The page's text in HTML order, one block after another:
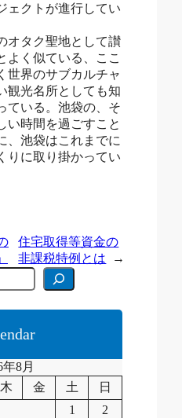
ェクトが進行してい
オタク聖地として讃
よく似ている、ここ
世界のサブカルチャ
観光名所としても知
ている。池袋の、そ
い時間を過ごすこと
、池袋はこれまでに
りに取り掛かってい
住宅取得等資金の
非課税特例とは
→
年8月
木 金 土
日
1
2